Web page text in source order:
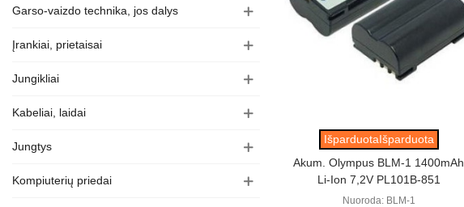
Garso-vaizdo technika, jos dalys
Įrankiai, prietaisai
Jungikliai
Kabeliai, laidai
Jungtys
Kompiuterių priedai
Peržiūrėti
IšparduotaIšparduota
Akum. Olympus BLM-1 1400mAh
Li-Ion 7,2V PL101B-851
Nuoroda: BLM-1